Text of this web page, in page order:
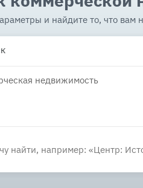
и найдите то, что вам
недвижимость